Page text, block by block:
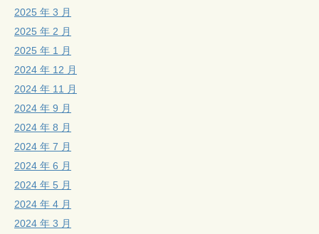
2025 年 3 月
2025 年 2 月
2025 年 1 月
2024 年 12 月
2024 年 11 月
2024 年 9 月
2024 年 8 月
2024 年 7 月
2024 年 6 月
2024 年 5 月
2024 年 4 月
2024 年 3 月